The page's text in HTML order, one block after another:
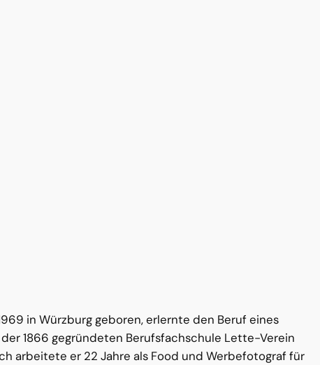
in Würzburg geboren, erlernte den Beruf eines
1866 gegründeten Berufsfachschule Lette-Verein
arbeitete er 22 Jahre als Food und Werbefotograf für